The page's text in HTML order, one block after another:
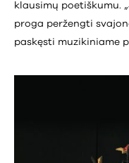
klausimų poetiškumu.
proga peržengti
paskęsti muzikiniame